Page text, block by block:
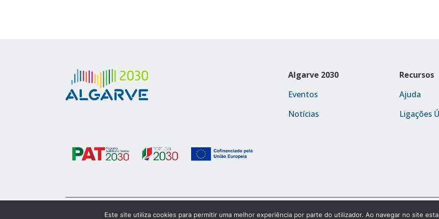
Algarve 2030
Eventos
Notícias
Recursos
Ajuda
Ligações
© 2023 Algarve 2030 Política de Acessibilidade
Este site utiliza cookies para permitir uma melhor experiência por parte do utilizador. Ao navegar no site